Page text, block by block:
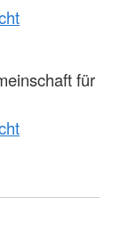
für